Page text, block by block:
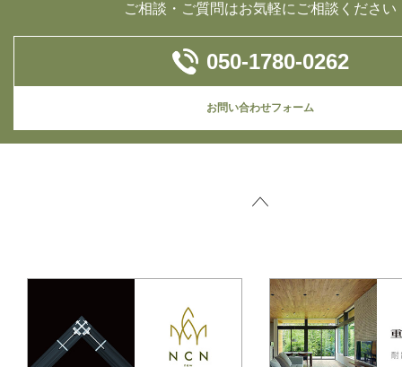
ご相談・ご質問はお気軽にご相談ください
050-1780-0262
お問い合わせフォーム